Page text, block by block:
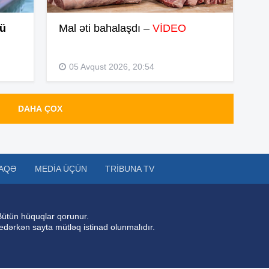
Mal əti bahalaşdı – VİDEO
05 Avqust 2026, 20:54
DAHA ÇOX
MEDIA ÜÇÜN TRIBUNA TV
hüquqlar qorunur.
sayta mütləq istinad olunmalıdır.